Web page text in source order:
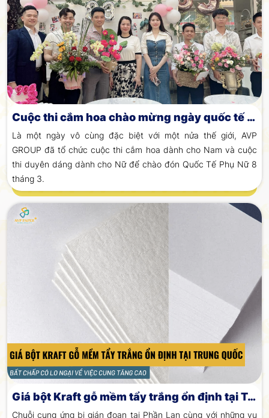
Cuộc thi cắm hoa chào mừng ngày quốc tế phụ nữ
Là một ngày vô cùng đặc biệt với một nửa thế giới, AVP
GROUP đã tổ chức cuộc thi cắm hoa dành cho Nam và cuộc
thi duyên dáng dành cho Nữ để chào đón Quốc Tế Phụ Nữ 8
tháng 3.
Giá bột Kraft gỗ mềm tẩy trắng ổn định tại Trung Quốc bất chấp có lo ngại về việc cung tăng cao
Chuỗi cung ứng bị gián đoạn tại Phần Lan cùng với những vụ